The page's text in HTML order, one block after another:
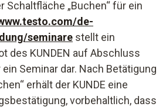
Schaltfläche „Buchen“ für ein
de-
seminare stellt ein
des KUNDEN auf Abschluss
Seminar dar. Nach Betätigung
erhält der KUNDE eine
vorbehaltlich, dass